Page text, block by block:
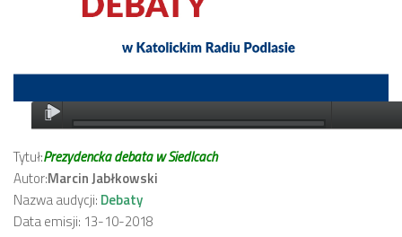
Tytuł:Prezydencka debata w Siedlcach
Autor:Marcin Jabłkowski
Nazwa audycji: Debaty
Data emisji: 13-10-2018